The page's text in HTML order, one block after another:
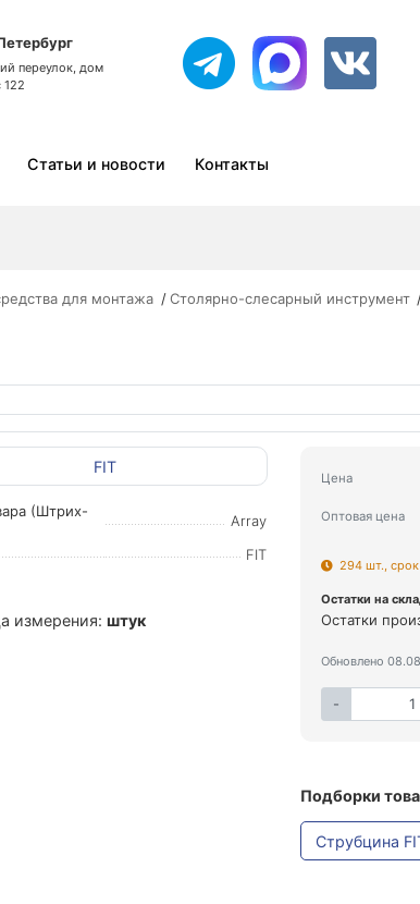
переулок, дом
122
Статьи и новости Контакты
для монтажа Столярно-слесарный инструмент
FIT
(Штрих-
Array
FIT
измерения: штук
Цена
Оптовая цена
294 шт.,
Остатки на
Остатки
Обновлено
-
Подборки
Струбцина